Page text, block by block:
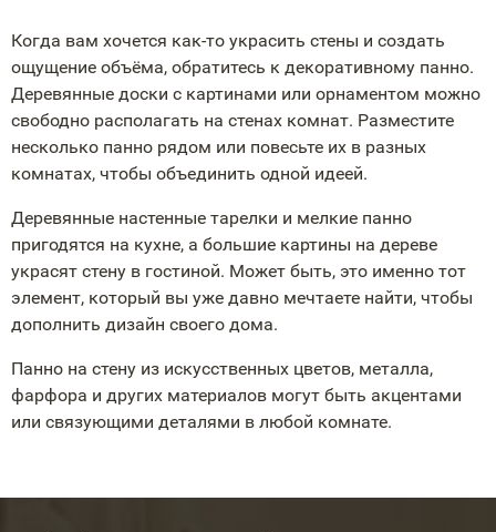
Когда вам хочется как-то украсить стены и создать
ощущение объёма, обратитесь к декоративному панно.
Деревянные доски с картинами или орнаментом можно
свободно располагать на стенах комнат. Разместите
несколько панно рядом или повесьте их в разных
комнатах, чтобы объединить одной идеей.
Деревянные настенные тарелки и мелкие панно
пригодятся на кухне, а большие картины на дереве
украсят стену в гостиной. Может быть, это именно тот
элемент, который вы уже давно мечтаете найти, чтобы
дополнить дизайн своего дома.
Панно на стену из искусственных цветов, металла,
фарфора и других материалов могут быть акцентами
или связующими деталями в любой комнате.